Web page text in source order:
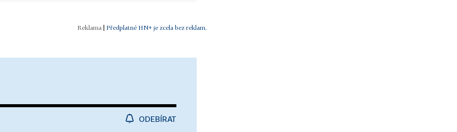
| Předplatné HN+ je zcela bez reklam.
ODEBÍRAT